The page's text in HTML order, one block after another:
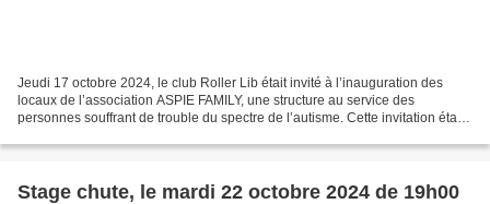
Jeudi 17 octobre 2024, le club Roller Lib était invité à l’inauguration des
locaux de l’association ASPIE FAMILY, une structure au service des
personnes souffrant de trouble du spectre de l’autisme. Cette invitation était
Stage chute, le mardi 22 octobre 2024 de 19h00